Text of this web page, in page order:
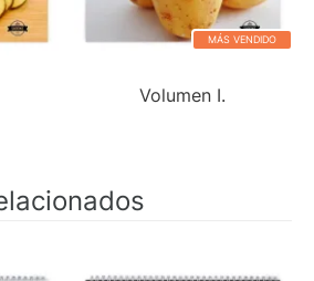
MÁS VENDIDO
Volumen I.